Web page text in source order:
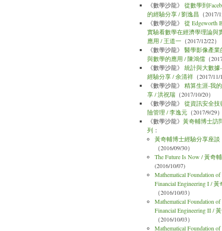
《數學沙龍》 從數學到
的經驗分享 / 劉逸昌 （2017/
《數學沙龍》 從 Edgeworth
實驗看數學在經濟學理論與
應用 / 王道一 （2017/12/22）
《數學沙龍》 醫學影像產業
與數學的應用 / 陳鴻儒 （
《數學沙龍》 統計與大數據
經驗分享 / 余清祥 （2017/
《數學沙龍》 精算生涯-我
享 / 洪祝瑞 （2017/10/20）
《數學沙龍》 從資訊安全技
險管理 / 李逸元 （2017/9/29
《數學沙龍》 黃奇輔博士訪
列 ：
黃奇輔博士經驗分享座談
（2016/09/30）
The Future Is Now / 黃奇輔
(2016/10/07)
Mathematical Foundation of
Financial Engineering I / 黃
（2016/10/03）
Mathematical Foundation of
Financial Engineering II /
（2016/10/03）
Mathematical Foundation of